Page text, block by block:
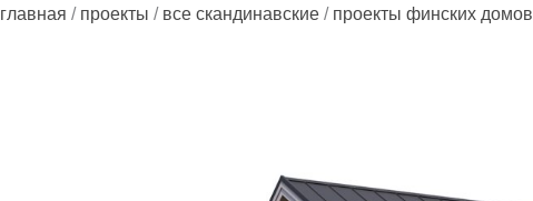
главная / проекты / все скандинавские / проекты финских домов